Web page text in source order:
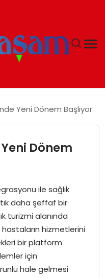
Yeni Dönem Başlıyor
Dönem
ile sağlık
daha şeffaf bir
turizmi alanında
hizmetlerini
bir platform
için
hale gelmesi